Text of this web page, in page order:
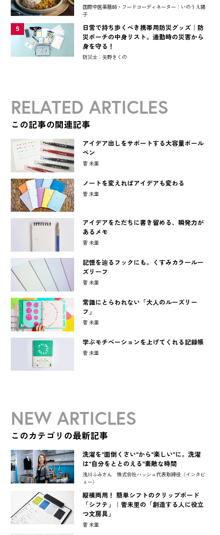
国際中医薬膳師・フードコーディネーター：いのうえ陽
子
5
日常で持ち歩くべき携帯用防災グッズ｜防
災ポーチの中身リスト。通勤時の災害から
身を守る！
防災士：矢野きくの
RELATED ARTICLES
この記事の関連記事
アイデア出しをサポートする大容量ボール
ペン
菅 未里
ノートを変えればアイデアも変わる
菅 未里
アイデアをただちに書き留める、瞬発力が
あるメモ
菅 未里
記憶を辿るフックにも。くすみカラールー
ズリーフ
菅 未里
常識にとらわれない「大人のルーズリー
フ」
菅 未里
学ぶモチベーションを上げてくれる記録帳
菅 未里
NEW ARTICLES
このカテゴリの最新記事
洗濯を"面倒くさい"から"楽しい"に。洗濯
は"自分をととのえる"素敵な時間
浅川ふみさん 株式会社ハッシュ代表取締役〈インタビ
ュー〉
縦横両用！ 簡単シフトのクリップボード
「シフテ」｜菅未里の「創造する人に役立
つ文房具」
菅 未里